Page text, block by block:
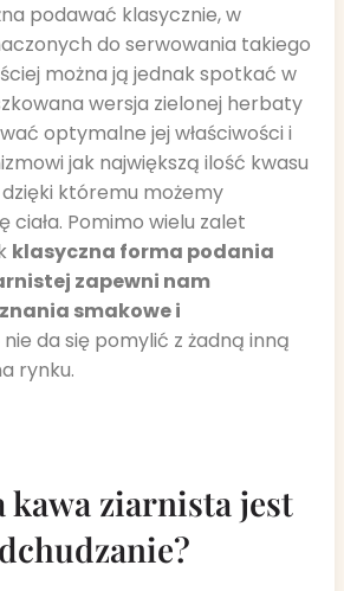
podawać klasycznie, w
do serwowania takiego
można ją jednak spotkać w
wersja zielonej herbaty
optymalne jej właściwości i
jak największą ilość kwasu
któremu możemy
Pomimo wielu zalet
klasyczna forma podania
zapewni nam
smakowe i
da się pomylić z żadną inną
rynku.
kawa ziarnista jest